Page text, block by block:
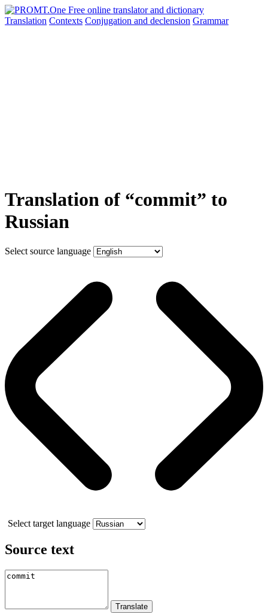
Translation Contexts Conjugation and declension Grammar
Translation of “commit” to
Russian
Select source language
Select target language
Source text